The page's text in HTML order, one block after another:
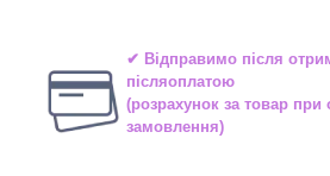
✔ Відправимо після
післяоплатою
(розрахунок за товар
замовлення)